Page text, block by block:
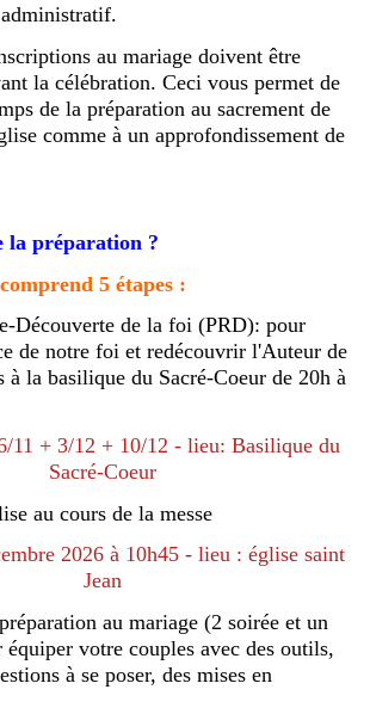
au mariage doivent être
la célébration. Ceci vous permet de
de la préparation au sacrement de
comme à un approfondissement de
la préparation ?
5 étapes :
Découverte de la foi (PRD): pour
de notre foi et redécouvrir l'Auteur de
à la basilique du Sacré-Coeur de 20h à
11 + 3/12 + 10/12 - lieu: Basilique du
Sacré-Coeur
au cours de la messe
2026 à 10h45 - lieu : église saint
Jean
au mariage (2 soirée et un
votre couples avec des outils,
à se poser, des mises en